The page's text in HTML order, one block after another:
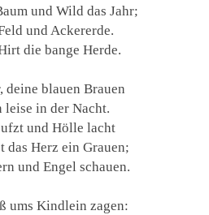
und Wild das Jahr;
und Ackererde.
die bange Herde.
deine blauen Brauen
leise in der Nacht.
und Hölle lacht
das Herz ein Grauen;
und Engel schauen.
ums Kindlein zagen: